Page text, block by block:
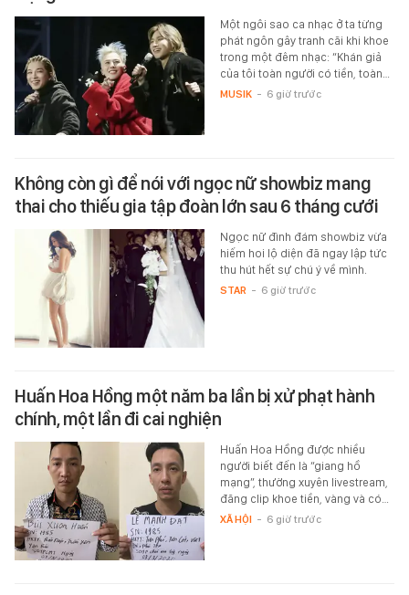
Một ngôi sao ca nhạc ở ta từng
phát ngôn gây tranh cãi khi khoe
trong một đêm nhạc: “Khán giả
của tôi toàn người có tiền, toàn…
MUSIK - 6 giờ trước
Không còn gì để nói với ngọc nữ showbiz mang
thai cho thiếu gia tập đoàn lớn sau 6 tháng cưới
Ngọc nữ đình đám showbiz vừa
hiếm hoi lộ diện đã ngay lập tức
thu hút hết sự chú ý về mình.
STAR - 6 giờ trước
Huấn Hoa Hồng một năm ba lần bị xử phạt hành
chính, một lần đi cai nghiện
Huấn Hoa Hồng được nhiều
người biết đến là “giang hồ
mạng”, thường xuyên livestream,
đăng clip khoe tiền, vàng và có…
XÃ HỘI - 6 giờ trước